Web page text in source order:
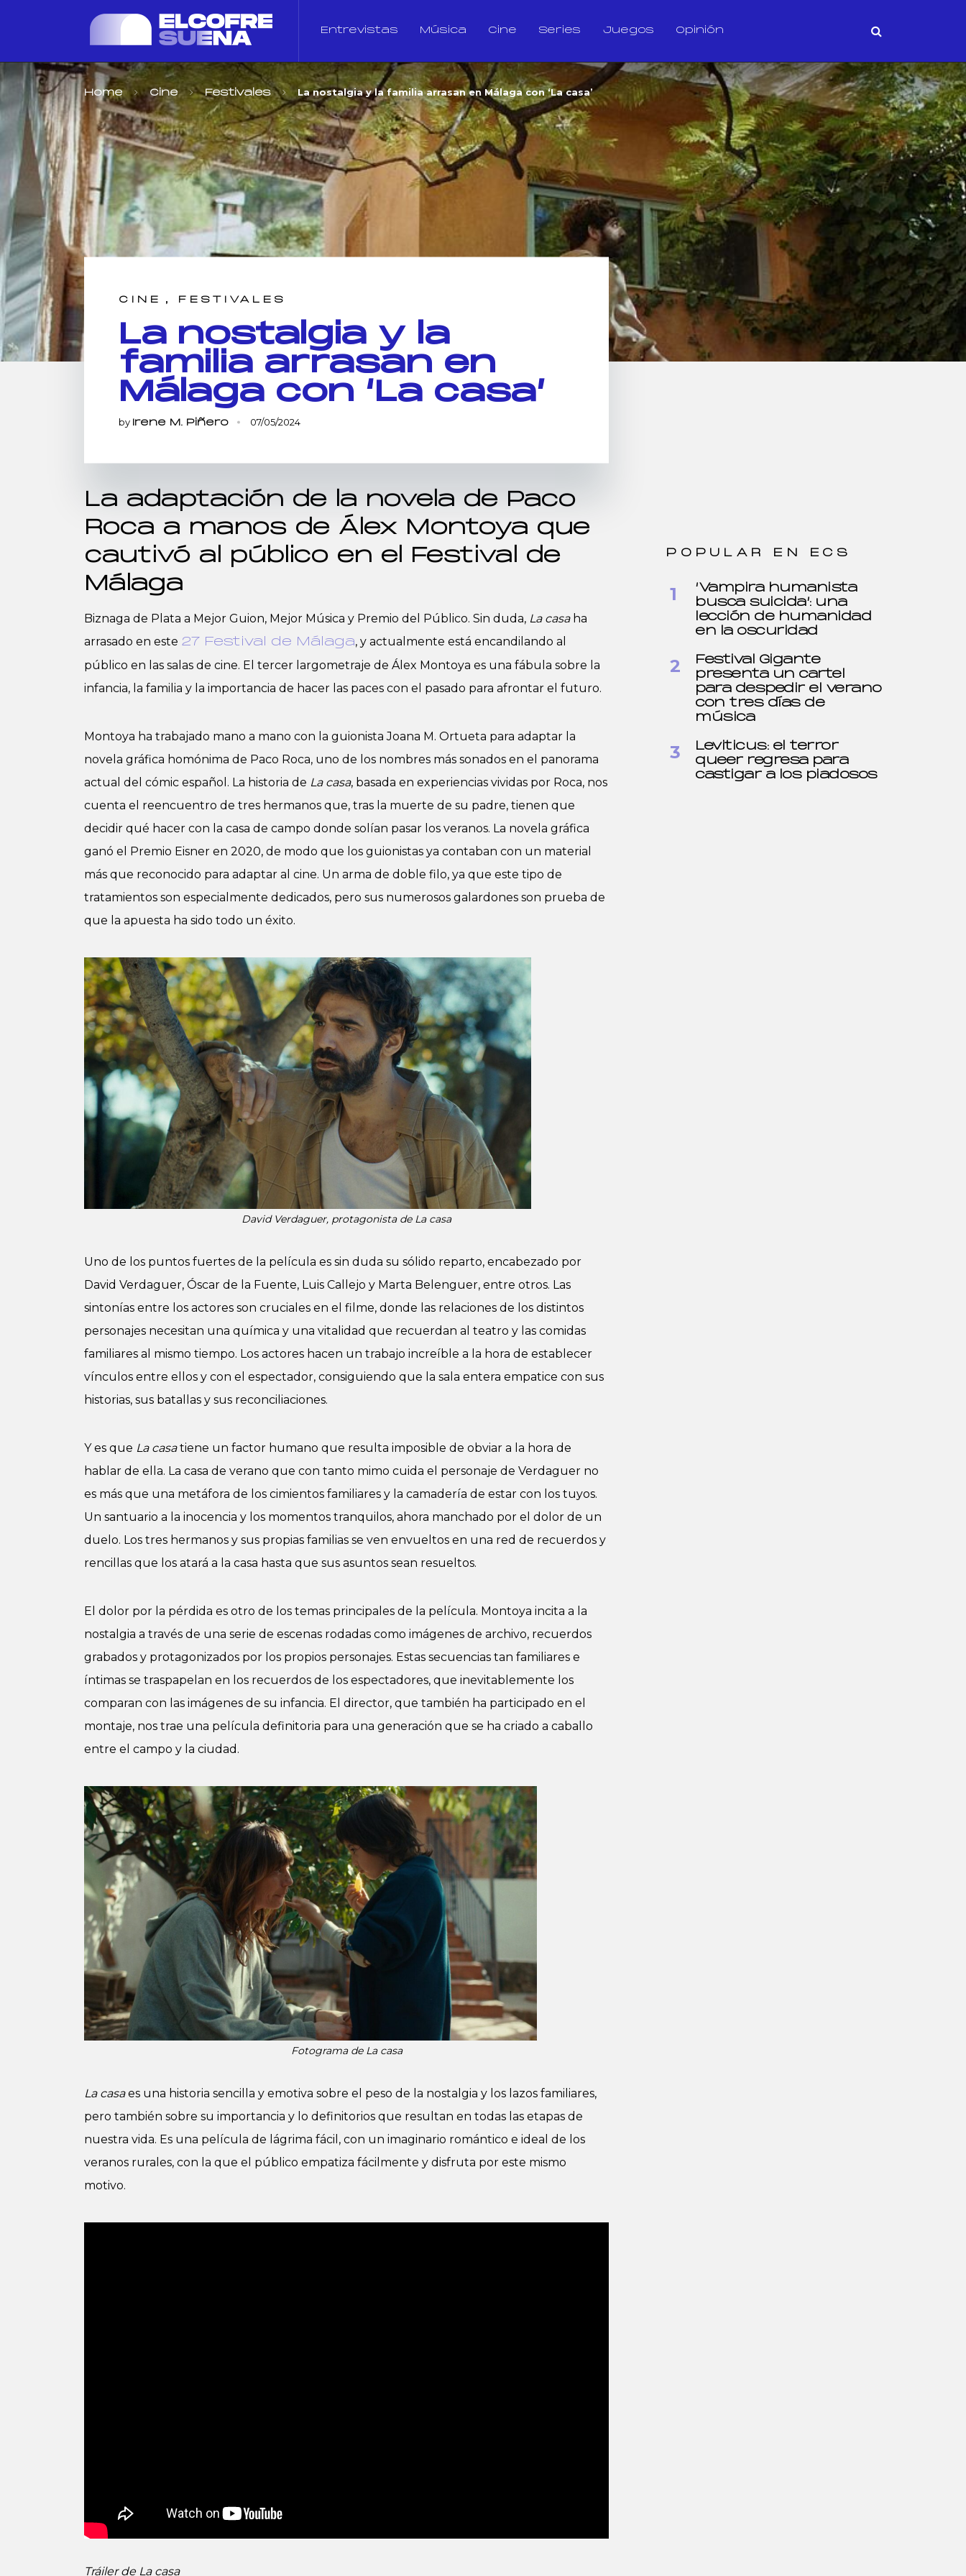
Entrevistas Música Cine Series Juegos Opinión
Home Cine Festivales La nostalgia y la familia arrasan en Málaga con ‘La casa’
CINE , FESTIVALES
La nostalgia y la
familia arrasan en
Málaga con ‘La casa’
by Irene M. Piñero 07/05/2024
La adaptación de la novela de Paco
Roca a manos de Álex Montoya que
cautivó al público en el Festival de
Málaga
Biznaga de Plata a Mejor Guion, Mejor Música y Premio del Público. Sin duda, La casaha
arrasado en este 27 Festival de Málaga, y actualmente está encandilando al
público en las salas de cine. El tercer largometraje de Álex Montoya es una fábula sobre la
infancia, la familia y la importancia de hacer las paces con el pasado para afrontar el futuro.
Montoya ha trabajado mano a mano con la guionista Joana M. Ortueta para adaptar la
novela gráfica homónima de Paco Roca, uno de los nombres más sonados en el panorama
actual del cómic español. La historia de La casa, basada en experiencias vividas por Roca, nos
cuenta el reencuentro de tres hermanos que, tras la muerte de su padre, tienen que
decidir qué hacer con la casa de campo donde solían pasar los veranos. La novela gráfica
ganó el Premio Eisner en 2020, de modo que los guionistas ya contaban con un material
más que reconocido para adaptar al cine. Un arma de doble filo, ya que este tipo de
tratamientos son especialmente dedicados, pero sus numerosos galardones son prueba de
que la apuesta ha sido todo un éxito.
David Verdaguer, protagonista de La casa
Uno de los puntos fuertes de la película es sin duda su sólido reparto, encabezado por
David Verdaguer, Óscar de la Fuente, Luis Callejo y Marta Belenguer, entre otros. Las
sintonías entre los actores son cruciales en el filme, donde las relaciones de los distintos
personajes necesitan una química y una vitalidad que recuerdan al teatro y las comidas
familiares al mismo tiempo. Los actores hacen un trabajo increíble a la hora de establecer
vínculos entre ellos y con el espectador, consiguiendo que la sala entera empatice con sus
historias, sus batallas y sus reconciliaciones.
Y es que La casatiene un factor humano que resulta imposible de obviar a la hora de
hablar de ella. La casa de verano que con tanto mimo cuida el personaje de Verdaguer no
es más que una metáfora de los cimientos familiares y la camadería de estar con los tuyos.
Un santuario a la inocencia y los momentos tranquilos, ahora manchado por el dolor de un
duelo. Los tres hermanos y sus propias familias se ven envueltos en una red de recuerdos y
rencillas que los atará a la casa hasta que sus asuntos sean resueltos.
El dolor por la pérdida es otro de los temas principales de la película. Montoya incita a la
nostalgia a través de una serie de escenas rodadas como imágenes de archivo, recuerdos
grabados y protagonizados por los propios personajes. Estas secuencias tan familiares e
íntimas se traspapelan en los recuerdos de los espectadores, que inevitablemente los
comparan con las imágenes de su infancia. El director, que también ha participado en el
montaje, nos trae una película definitoria para una generación que se ha criado a caballo
entre el campo y la ciudad.
Fotograma de La casa
La casaes una historia sencilla y emotiva sobre el peso de la nostalgia y los lazos familiares,
pero también sobre su importancia y lo definitorios que resultan en todas las etapas de
nuestra vida. Es una película de lágrima fácil, con un imaginario romántico e ideal de los
veranos rurales, con la que el público empatiza fácilmente y disfruta por este mismo
motivo.
Tráiler de La casa
POPULAR EN ECS
‘Vampira humanista
busca suicida’: una
lección de humanidad
en la oscuridad
Festival Gigante
presenta un cartel
para despedir el verano
con tres días de
música
Leviticus: el terror
queer regresa para
castigar a los piadosos